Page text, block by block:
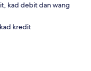
kad debit dan wang
kredit